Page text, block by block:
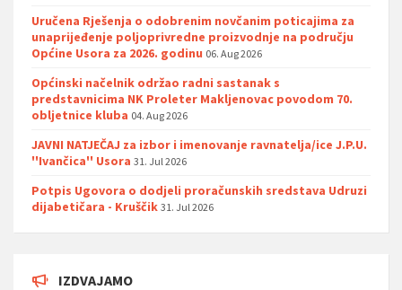
Uručena Rješenja o odobrenim novčanim poticajima za
unaprijeđenje poljoprivredne proizvodnje na području
Općine Usora za 2026. godinu 06. Aug 2026
Općinski načelnik održao radni sastanak s
predstavnicima NK Proleter Makljenovac povodom 70.
obljetnice kluba 04. Aug 2026
JAVNI NATJEČAJ za izbor i imenovanje ravnatelja/ice J.P.U.
''Ivančica'' Usora 31. Jul 2026
Potpis Ugovora o dodjeli proračunskih sredstava Udruzi
dijabetičara - Kruščik 31. Jul 2026
IZDVAJAMO